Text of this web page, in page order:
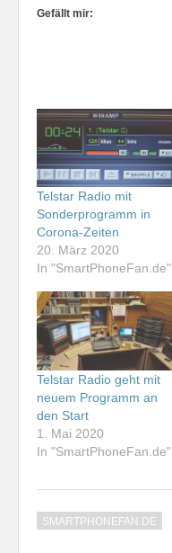
Gefällt mir:
Telstar Radio mit
Sonderprogramm in
Corona-Zeiten
20. März 2020
In "SmartPhoneFan.de"
Telstar Radio geht mit
neuem Programm an
den Start
1. Mai 2020
In "SmartPhoneFan.de"
SMARTPHONEFAN.DE